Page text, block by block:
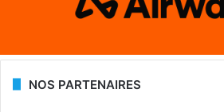
NOS PARTENAIRES